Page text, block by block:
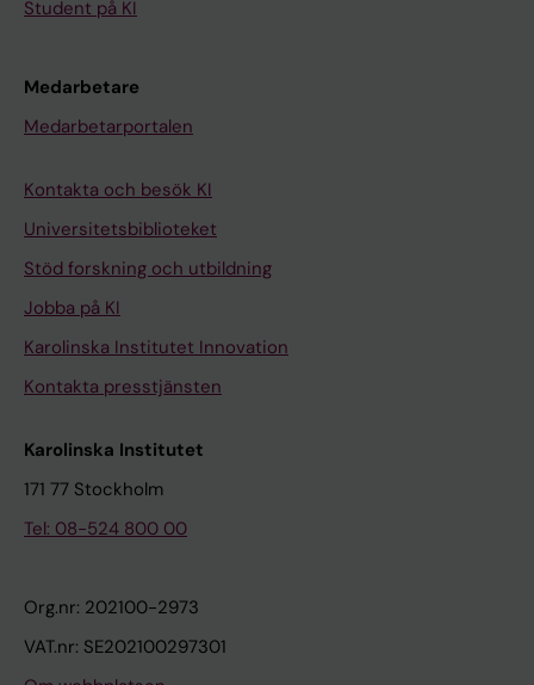
Student på KI
Medarbetare
Medarbetarportalen
Kontakta och besök KI
Universitetsbiblioteket
Stöd forskning och utbildning
Jobba på KI
Karolinska Institutet Innovation
Kontakta presstjänsten
Karolinska Institutet
171 77 Stockholm
Tel: 08-524 800 00
Org.nr: 202100-2973
VAT.nr: SE202100297301